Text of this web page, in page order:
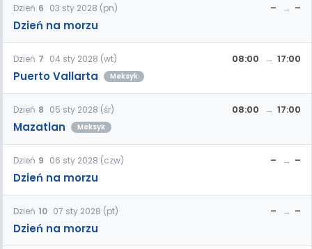
Dzień 6 03 sty 2028 (pn)
Dzień na morzu
– –
Dzień 7 04 sty 2028 (wt)
Puerto Vallarta Meksyk
08:00 17:00
Dzień 8 05 sty 2028 (śr)
Mazatlan Meksyk
08:00 17:00
Dzień 9 06 sty 2028 (czw)
Dzień na morzu
– –
Dzień 10 07 sty 2028 (pt)
Dzień na morzu
– –